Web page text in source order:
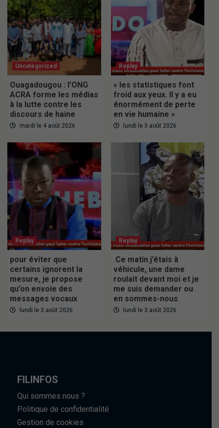
Uncategorized
Ouagadougou : l’ONG
ACRA forme les médias
à la lutte contre les
discours de haine
mardi le 4 août 2026
Replay
« les statistiques font
froid aux yeux. Il y a eu
énormément de perte
en vie humaine »
lundi le 3 août 2026
Replay
pour éviter que
certains ignorent la
mesure, je propose
qu’on envoie des
messages vocaux
lundi le 3 août 2026
Replay
Ce matin j’étais à
véhicule, une dame
roulait devant moi et je
me suis demander ou
en sommes-nous
lundi le 3 août 2026
FILINFOS
Qui sommes nous ?
Politique de confidentialité
Gestion de cookies